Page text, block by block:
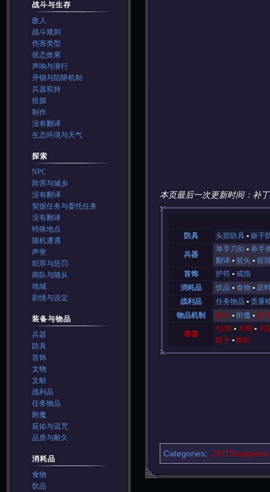
本页最后一次更新时间：补
防具 头部防具 躯干
兵器
单手刀剑
单手
翻译
箭矢
箭
首饰
护符
戒指
消耗品
饮品 食物
原
战利品
任务物品
贵重
物品机制
耐久 附魔 诅
容器
包/筒 木桶
书
瓶子
橱柜
Categories: ZH Chestpiece
战斗与生存
敌人
战斗规则
伤害类型
状态效果
声响与潜行
开锁与陷阱机制
兵器双持
投掷
制作
没有翻译
生态环境与天气
探索
NPC
阵营与城乡
没有翻译
契据任务与委托任务
没有翻译
特殊地点
随机遭遇
声誉
犯罪与惩罚
商队与随从
地城
剧情与设定
装备与物品
兵器
防具
首饰
文物
文献
战利品
任务物品
附魔
庇佑与诅咒
品质与耐久
消耗品
食物
饮品